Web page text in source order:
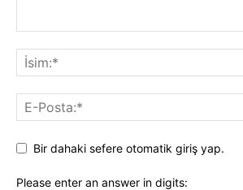
Bir dahaki sefere otomatik giriş yap.
Please enter an answer in digits: